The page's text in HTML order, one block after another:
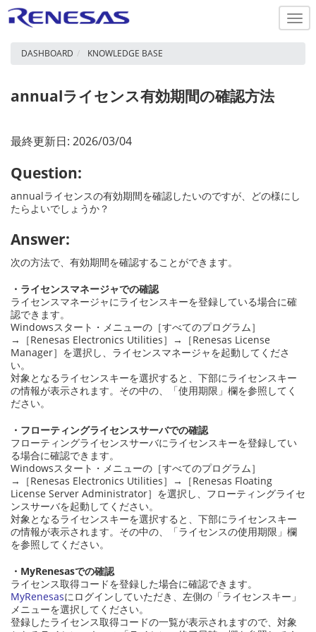
DASHBOARD KNOWLEDGE BASE
annualライセンス有効期間の確認方法
最終更新日: 2026/03/04
Question:
annualライセンスの有効期間を確認したいのですが、どの様にし
たらよいでしょうか？
Answer:
次の方法で、有効期間を確認することができます。
・ライセンスマネージャでの確認
ライセンスマネージャにライセンスキーを登録している場合に確
認できます。
Windowsスタート・メニューの［すべてのプログラム］
→［Renesas Electronics Utilities］→［Renesas License
Manager］を選択し、ライセンスマネージャを起動してくださ
い。
対象となるライセンスキーを選択すると、下部にライセンスキー
の情報が表示されます。その中の、「使用期限」欄を参照してく
ださい。
・フローティングライセンスサーバでの確認
フローティングライセンスサーバにライセンスキーを登録してい
る場合に確認できます。
Windowsスタート・メニューの［すべてのプログラム］
→［Renesas Electronics Utilities］→［Renesas Floating
License Server Administrator］を選択し、フローティングライセ
ンスサーバを起動してください。
対象となるライセンスキーを選択すると、下部にライセンスキー
の情報が表示されます。その中の、「ライセンスの使用期限」欄
を参照してください。
・MyRenesasでの確認
ライセンス取得コードを登録した場合に確認できます。
MyRenesasにログインしていただき、左側の「ライセンスキー」
メニューを選択してください。
登録したライセンス取得コードの一覧が表示されますので、対象